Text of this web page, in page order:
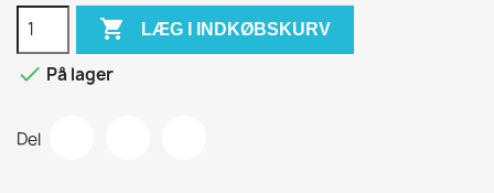
 LÆG I INDKØBSKURV
 På lager
Del